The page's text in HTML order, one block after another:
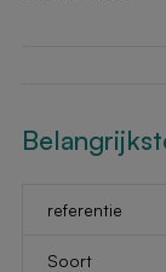
referentie
Soort